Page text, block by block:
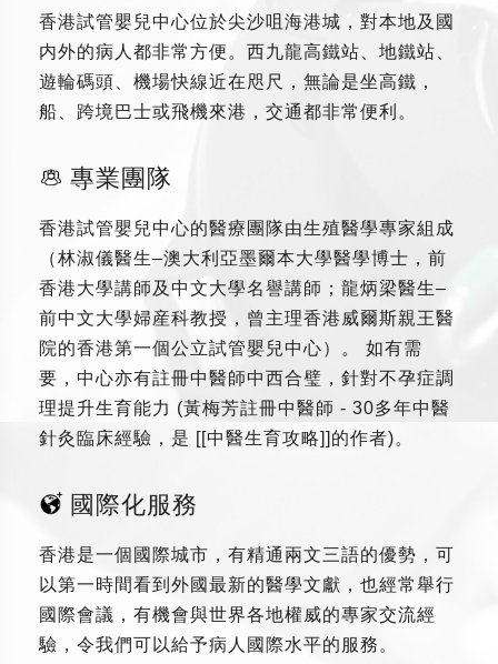
香港試管嬰兒中心位於尖沙咀海港城，對本地及國
内外的病人都非常方便。西九龍高鐵站、地鐵站、
遊輪碼頭、機場快線近在咫尺，無論是坐高鐵，
船、跨境巴士或飛機來港，交通都非常便利。
專業團隊
香港試管嬰兒中心的醫療團隊由生殖醫學專家組成
（林淑儀醫生–澳大利亞墨爾本大學醫學博士，前
香港大學講師及中文大學名譽講師；龍炳梁醫生–
前中文大學婦産科教授，曾主理香港威爾斯親王醫
院的香港第一個公立試管嬰兒中心）。 如有需
要，中心亦有註冊中醫師中西合璧，針對不孕症調
理提升生育能力 (黃梅芳註冊中醫師 - 30多年中醫
針灸臨床經驗，是 [[中醫生育攻略]]的作者)。
國際化服務
香港是一個國際城市，有精通兩文三語的優勢，可
以第一時間看到外國最新的醫學文獻，也經常舉行
國際會議，有機會與世界各地權威的專家交流經
驗，令我們可以給予病人國際水平的服務。